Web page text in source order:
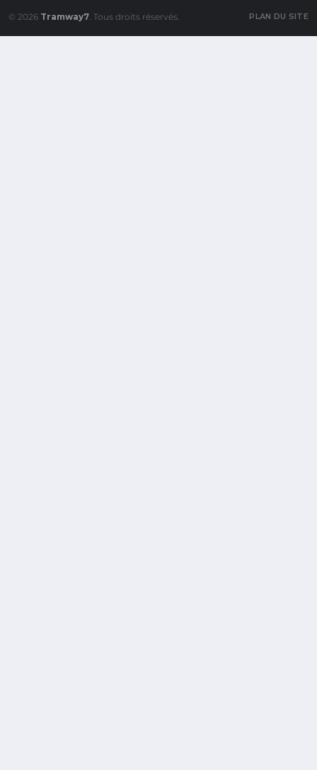
© 2026 Tramway7. Tous droits réservés. PLAN DU SITE